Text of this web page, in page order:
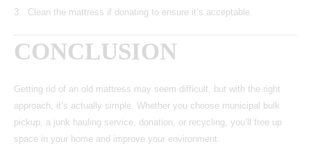
Clean the mattress if donating to ensure it’s acceptable.
CONCLUSION
Getting rid of an old mattress may seem difficult, but with the right
approach, it’s actually simple. Whether you choose municipal bulk
pickup, a junk hauling service, donation, or recycling, you’ll free up
space in your home and improve your environment.